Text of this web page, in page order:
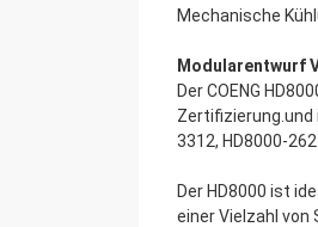
Mechanische
Modularentwurf
Der COENG
Zertifizierung.und
3312, HD8000-
Der HD8000 ist
einer Vielzahl